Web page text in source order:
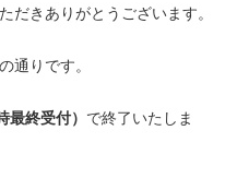
だきありがとうございます。
通りです。
終受付） で終了いたしま